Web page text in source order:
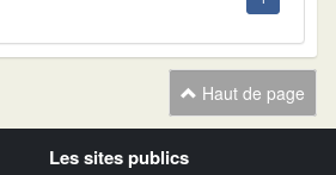
Haut de page
Les sites publics